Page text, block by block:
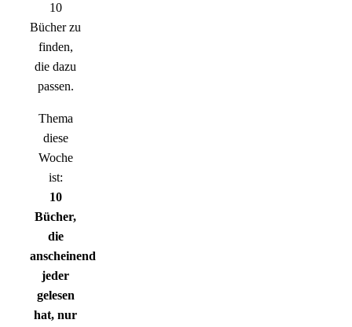
10
Bücher zu
finden,
die dazu
passen.
Thema
diese
Woche
ist:
10
Bücher,
die
anscheinend
jeder
gelesen
hat, nur